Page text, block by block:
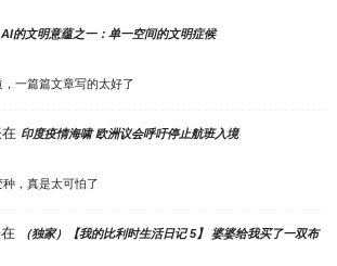
AI的文明意蕴之一：单一空间的文明症候
，一篇篇文章写的太好了
在 印度疫情海啸 欧洲议会呼吁停止航班入境
，真是太可怕了
（独家）【我的比利时生活日记 5】 婆婆给我买了一双布